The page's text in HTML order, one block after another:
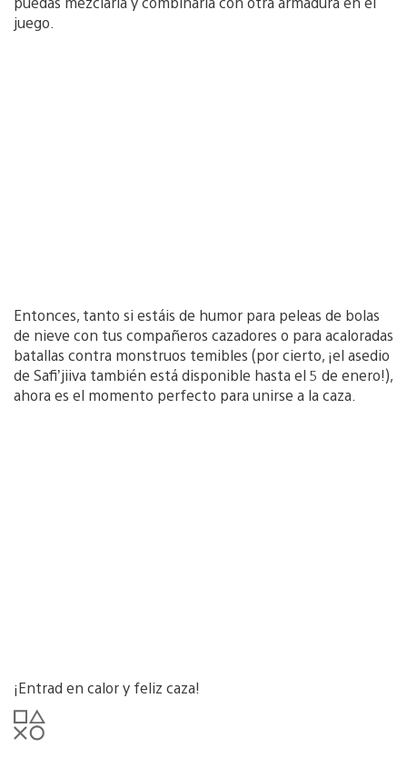
juego.
Entonces, tanto si estáis de humor para peleas de bolas
de nieve con tus compañeros cazadores o para acaloradas
batallas contra monstruos temibles (por cierto, ¡el asedio
de Safi’jiiva también está disponible hasta el 5 de enero!),
ahora es el momento perfecto para unirse a la caza.
¡Entrad en calor y feliz caza!